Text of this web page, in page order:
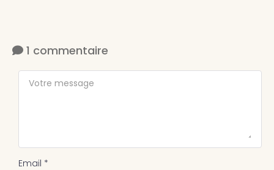
1 commentaire
Email *